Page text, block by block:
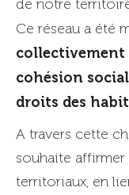
de notre
Ce réseau a été
collectivement
cohésion
droits des
A travers cette
souhaite
territoriaux, en